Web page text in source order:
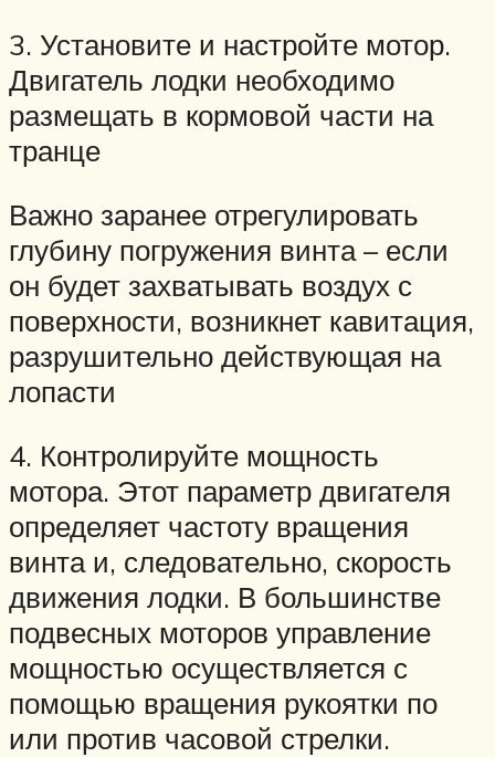
3. Установите и настройте мотор.
Двигатель лодки необходимо
размещать в кормовой части на
транце
Важно заранее отрегулировать
глубину погружения винта – если
он будет захватывать воздух с
поверхности, возникнет кавитация,
разрушительно действующая на
лопасти
4. Контролируйте мощность
мотора. Этот параметр двигателя
определяет частоту вращения
винта и, следовательно, скорость
движения лодки. В большинстве
подвесных моторов управление
мощностью осуществляется с
помощью вращения рукоятки по
или против часовой стрелки.